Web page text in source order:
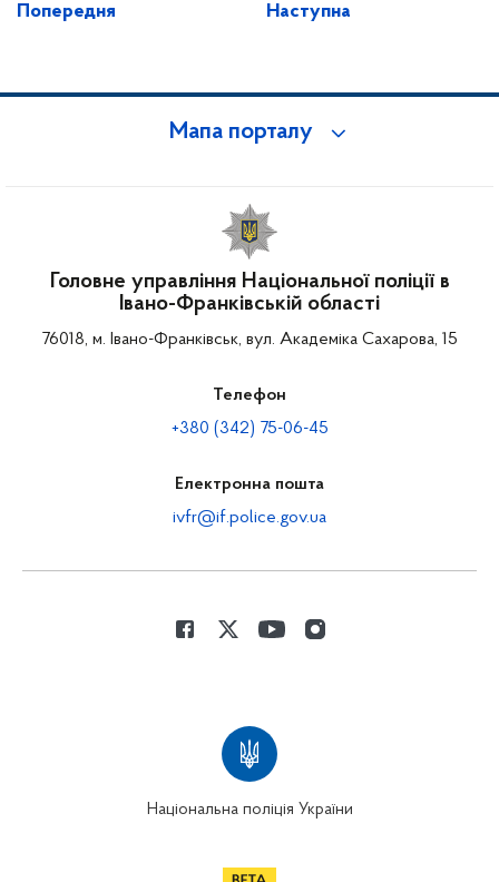
Попередня Наступна
Мапа порталу
Головне управління Національної поліції в
Івано-Франківській області
76018, м. Івано-Франківськ, вул. Академіка Сахарова, 15
Телефон
+380 (342) 75-06-45
Електронна пошта
ivfr@if.police.gov.ua
Національна поліція України